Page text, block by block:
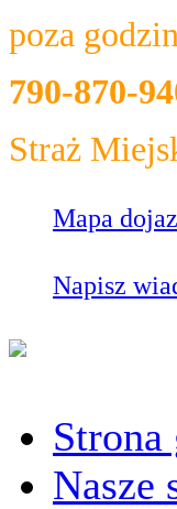
poza
790-870-
Straż
Mapa
Napisz
Strona
Nasze